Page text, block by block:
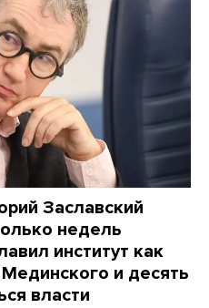
Заславский
недель
институт как
и десять
власти